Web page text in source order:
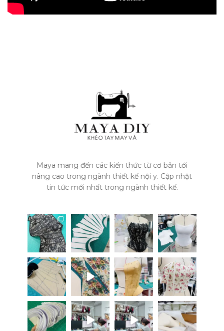
Maya mang đến các kiến thức từ cơ bản tới
nâng cao trong ngành thiết kế nội y. Cập nhật
tin tức mới nhất trong ngành thiết kế.